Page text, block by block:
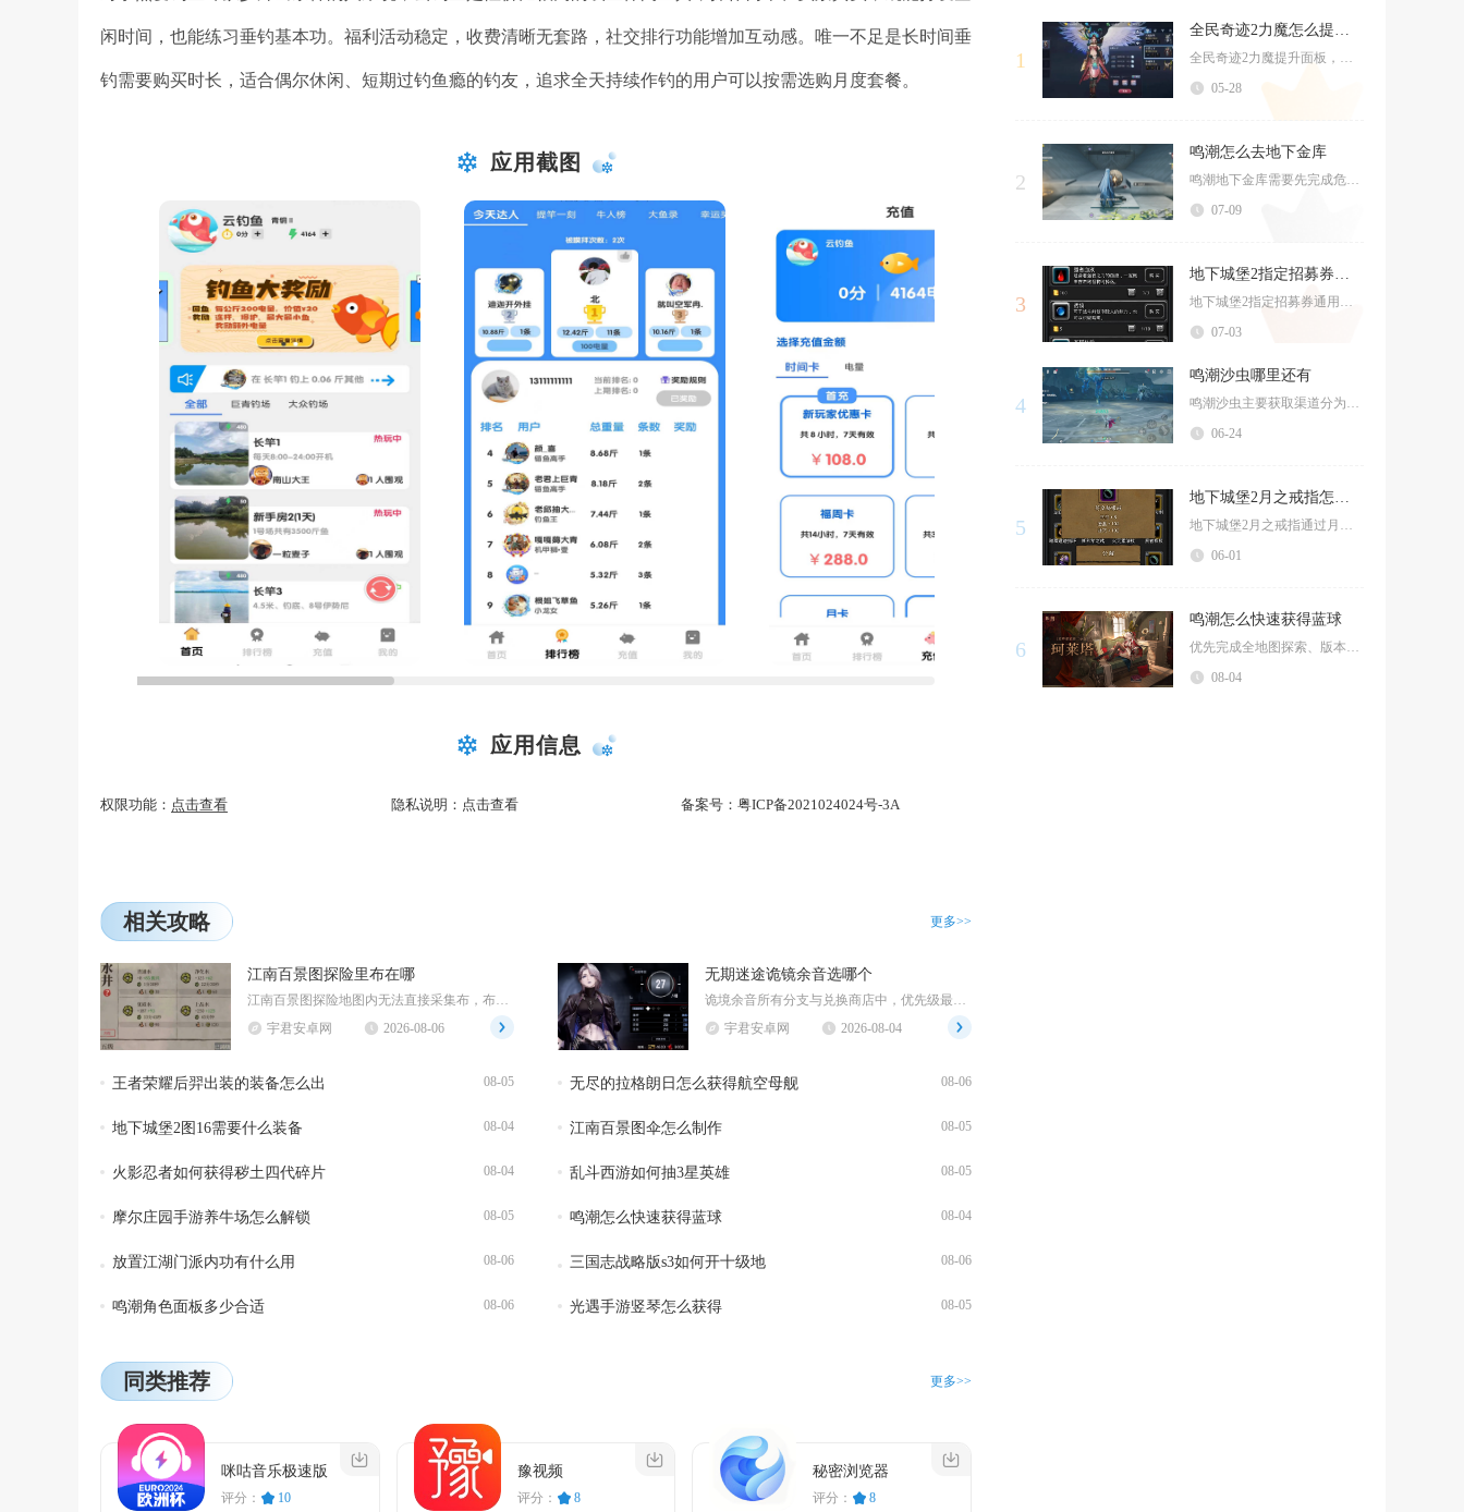
闲时间，也能练习垂钓基本功。福利活动稳定，收费清晰无套路，社交排行功能增加互动感。唯一不足是长时间垂
钓需要购买时长，适合偶尔休闲、短期过钓鱼瘾的钓友，追求全天持续作钓的用户可以按需选购月度套餐。
应用截图
应用信息
权限功能： 点击查看 隐私说明： 点击查看 备案号：粤ICP备2021024024号-3A
相关攻略 更多>>
江南百景图探险里布在哪
宇君安卓网
2026-08-06
王者荣耀后羿出装的装备怎么出 08-05
地下城堡2图16需要什么装备 08-04
火影忍者如何获得秽土四代碎片 08-04
摩尔庄园手游养牛场怎么解锁 08-05
放置江湖门派内功有什么用 08-06
鸣潮角色面板多少合适 08-06
无期迷途诡镜余音选哪个
宇君安卓网
2026-08-04
无尽的拉格朗日怎么获得航空母舰 08-06
江南百景图伞怎么制作 08-05
乱斗西游如何抽3星英雄 08-05
鸣潮怎么快速获得蓝球 08-04
三国志战略版s3如何开十级地 08-06
光遇手游竖琴怎么获得 08-05
同类推荐 更多>>
咪咕音乐极速版
评分： 10
豫视频
评分： 8
秘密浏览器
评分： 8
1
全民奇迹2力魔怎么提升面板
全民奇迹2力魔提升面板，核心在于属性加点、装备搭配、技能与精灵培养、翎羽与符文系统、强化与...
05-28
2
鸣潮怎么去地下金库
鸣潮地下金库需要先完成危地任务“无音而落的叶片”解锁区域权限，再通过地图切换与传送点位进入...
07-09
3
地下城堡2指定招募券选哪个
地下城堡2指定招募券通用最优选择为鹿角部落法师，开荒阶段阵容缺治疗可优先选圣职萝莉，输出缺...
07-03
4
鸣潮沙虫哪里还有
鸣潮沙虫主要获取渠道分为码头商店固定采购、黎那汐塔沿岸野外拾取、渔船航行打捞三类，其中玫瑰...
06-24
5
地下城堡2月之戒指怎么获得
地下城堡2月之戒指通过月岛副本收集30个僭位者结晶兑换获得，是后期物理输出职业的核心饰品。...
06-01
6
鸣潮怎么快速获得蓝球
优先完成全地图探索、版本限时活动、常驻挑战并清空蓝珊瑚商店，是短期内批量获取蓝球效率最高的...
08-04